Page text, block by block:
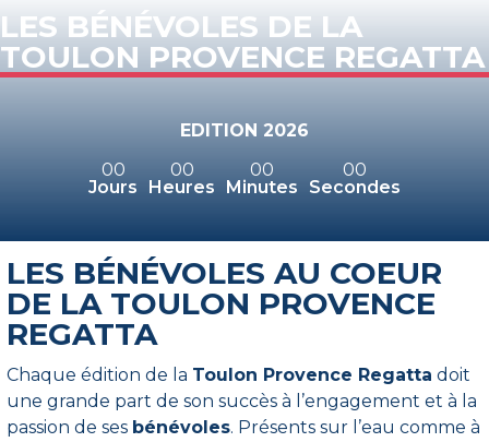
LES BÉNÉVOLES DE LA
TOULON PROVENCE REGATTA
EDITION 2026
00
Jours
00
Heures
00
Minutes
00
Secondes
LES BÉNÉVOLES AU COEUR
DE LA TOULON PROVENCE
REGATTA
Chaque édition de la Toulon Provence Regatta doit
une grande part de son succès à l’engagement et à la
passion de ses bénévoles. Présents sur l’eau comme à